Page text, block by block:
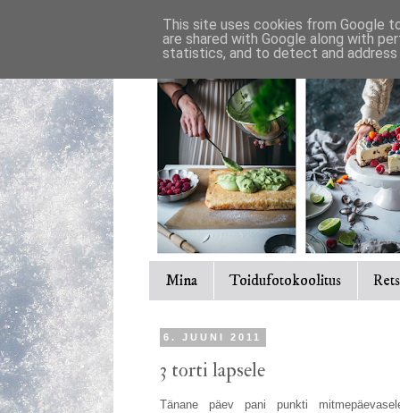
Mina Toidufotokoolitus
6. JUUNI 2011
3 torti lapsele
Tänane päev pani punkti
This site uses cookies from Google
are shared with Google along with
statistics, and to detect and address